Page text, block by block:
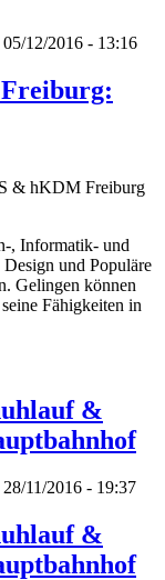
12/2016 - 13:16
& hKDM Freiburg
, Informatik- und
und Populäre
Gelingen können
Fähigkeiten in
&
11/2016 - 19:37
&